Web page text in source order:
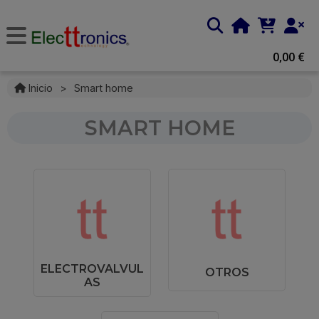
0,00 €
Inicio > Smart home
SMART HOME
ELECTROVALVUL
AS
OTROS